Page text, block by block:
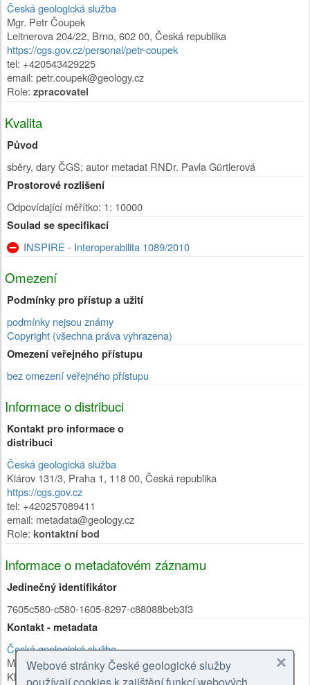
Česká geologická služba
Mgr. Petr Čoupek
Leitnerova 204/22, Brno, 602 00, Česká republika
https://cgs.gov.cz/personal/petr-coupek
tel: +420543429225
email: petr.coupek@geology.cz
Role: zpracovatel
Kvalita
Původ
sběry, dary ČGS; autor metadat RNDr. Pavla Gürtlerová
Prostorové rozlišení
Odpovídající měřítko: 1: 10000
Soulad se specifikací
INSPIRE - Interoperabilita 1089/2010
Omezení
Podmínky pro přístup a užití
podmínky nejsou známy
Copyright (všechna práva vyhrazena)
Omezení veřejného přístupu
bez omezení veřejného přístupu
Informace o distribuci
Kontakt pro informace o
distribuci
Česká geologická služba
Klárov 131/3, Praha 1, 118 00, Česká republika
https://cgs.gov.cz
tel: +420257089411
email: metadata@geology.cz
Role: kontaktní bod
Informace o metadatovém záznamu
Jedinečný identifikátor
7605c580-c580-1605-8297-c88088beb3f3
Kontakt - metadata
Česká geologická služba
Mgr. Olga Moravcová, Ph.D.
Klárov 131/3
,Praha 1 118 00,Česká republika
Webové stránky České geologické služby